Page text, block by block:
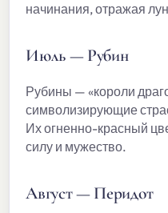
начинания, отражая
Июль — Рубин
Рубины — «короли
символизирующие
Их огненно-красный
силу и мужество.
Август — Перидот